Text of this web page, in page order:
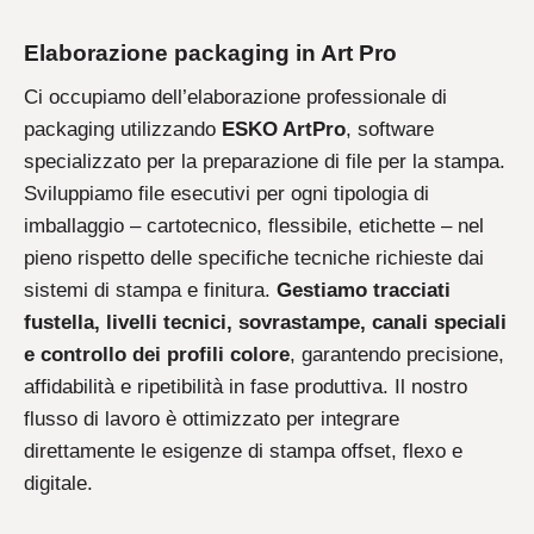
Elaborazione packaging in Art Pro
Ci occupiamo dell’elaborazione professionale di
packaging utilizzando ESKO ArtPro, software
specializzato per la preparazione di file per la stampa.
Sviluppiamo file esecutivi per ogni tipologia di
imballaggio – cartotecnico, flessibile, etichette – nel
pieno rispetto delle specifiche tecniche richieste dai
sistemi di stampa e finitura. Gestiamo tracciati
fustella, livelli tecnici, sovrastampe, canali speciali
e controllo dei profili colore, garantendo precisione,
affidabilità e ripetibilità in fase produttiva. Il nostro
flusso di lavoro è ottimizzato per integrare
direttamente le esigenze di stampa offset, flexo e
digitale.